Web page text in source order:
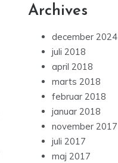
Archives
december 2024
juli 2018
april 2018
marts 2018
februar 2018
januar 2018
november 2017
juli 2017
maj 2017